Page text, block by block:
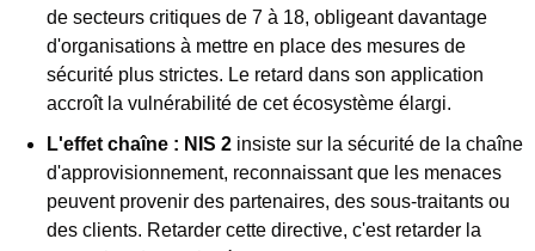
de secteurs critiques de 7 à 18, obligeant davantage
d'organisations à mettre en place des mesures de
sécurité plus strictes. Le retard dans son application
accroît la vulnérabilité de cet écosystème élargi.
L'effet chaîne : NIS 2 insiste sur la sécurité de la chaîne
d'approvisionnement, reconnaissant que les menaces
peuvent provenir des partenaires, des sous-traitants ou
des clients. Retarder cette directive, c'est retarder la